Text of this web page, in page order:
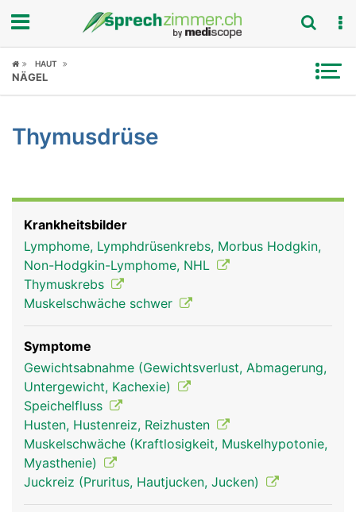
Fokus
Symptome
News
Ratgeber
Rubriken
HAUT
NÄGEL
Thymusdrüse
Krankheitsbilder
Lymphome, Lymphdrüsenkrebs, Morbus Hodgkin,
Non-Hodgkin-Lymphome, NHL
Thymuskrebs
Muskelschwäche schwer
Symptome
Gewichtsabnahme (Gewichtsverlust, Abmagerung,
Untergewicht, Kachexie)
Speichelfluss
Husten, Hustenreiz, Reizhusten
Muskelschwäche (Kraftlosigkeit, Muskelhypotonie,
Myasthenie)
Juckreiz (Pruritus, Hautjucken, Jucken)